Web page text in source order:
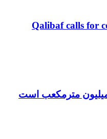
Qalibaf calls for